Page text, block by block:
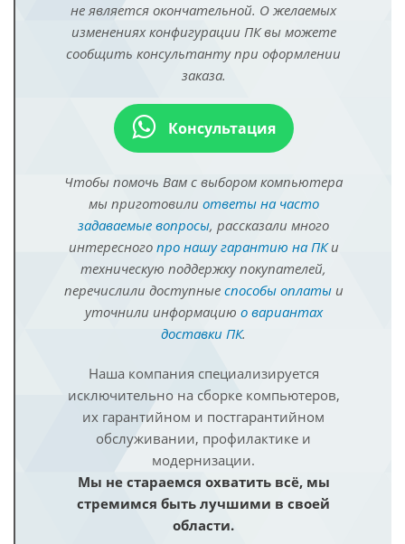
не является окончательной. О желаемых
изменениях конфигурации ПК вы можете
сообщить консультанту при оформлении
заказа.
Консультация
Чтобы помочь Вам с выбором компьютера
мы приготовили ответы на часто
задаваемые вопросы, рассказали много
интересного про нашу гарантию на ПКи
техническую поддержку покупателей,
перечислили доступные способы оплатыи
уточнили информацию о вариантах
доставки ПК.
Наша компания специализируется
исключительно на сборке компьютеров,
их гарантийном и постгарантийном
обслуживании, профилактике и
модернизации.
Мы не стараемся охватить всё, мы
стремимся быть лучшими в своей
области.